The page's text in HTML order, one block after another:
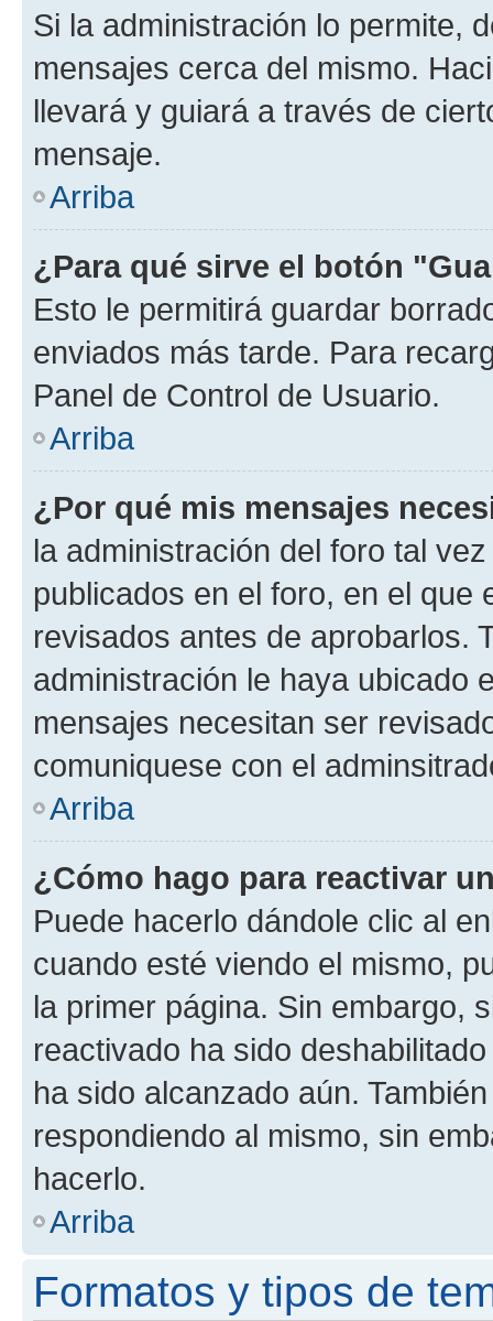
Si la administración lo permite,
mensajes cerca del mismo.
llevará y guiará a través de
mensaje.
Arriba
¿Para qué sirve el botón
Esto le permitirá guardar
enviados más tarde. Para
Panel de Control de Usuario.
Arriba
¿Por qué mis mensajes
la administración del foro tal
publicados en el foro, en el
revisados antes de aprobarlos.
administración le haya ubicado
mensajes necesitan ser
comuniquese con el
Arriba
¿Cómo hago para reactivar
Puede hacerlo dándole clic al
cuando esté viendo el mismo,
la primer página. Sin embargo,
reactivado ha sido
ha sido alcanzado aún.
respondiendo al mismo, sin
hacerlo.
Arriba
Formatos y tipos de